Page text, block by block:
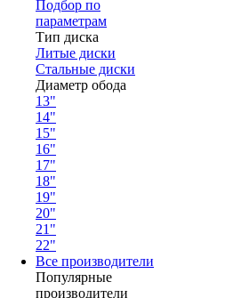
Подбор по
параметрам
Тип диска
Литые диски
Стальные диски
Диаметр обода
13"
14"
15"
16"
17"
18"
19"
20"
21"
22"
Все производители
Популярные
производители